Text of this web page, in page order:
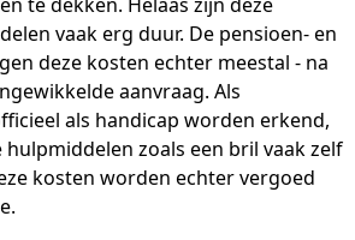
vaak erg duur. De pensioen- en
deze kosten echter meestal - na
aanvraag. Als
als handicap worden erkend,
zoals een bril vaak zelf
kosten worden echter vergoed